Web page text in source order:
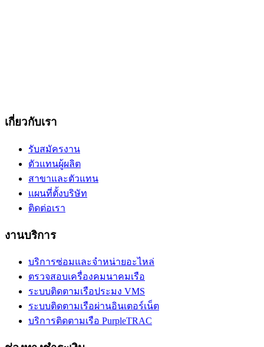
เกี่ยวกับเรา
รับสมัครงาน
ตัวแทนผู้ผลิต
สาขาและตัวแทน
แผนที่ตั้งบริษัท
ติดต่อเรา
งานบริการ
บริการซ่อมและจำหน่ายอะไหล่
ตรวจสอบเครื่องคมนาคมเรือ
ระบบติดตามเรือประมง VMS
ระบบติดตามเรือผ่านอินเตอร์เน็ต
บริการติดตามเรือ PurpleTRAC